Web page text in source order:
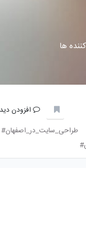
ها
افزودن
طراحی_سایت_در_اصفهان#